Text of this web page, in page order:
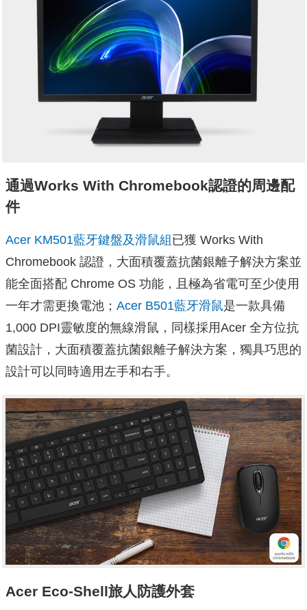
通過Works With Chromebook認證的周邊配
件
Acer KM501藍牙鍵盤及滑鼠組 已獲 Works With
Chromebook 認證，大面積覆蓋抗菌銀離子解決方案並
能全面搭配 Chrome OS 功能，且極為省電可至少使用
一年才需更換電池； Acer B501藍牙滑鼠是一款具備
1,000 DPI靈敏度的無線滑鼠，同樣採用Acer 全方位抗
菌設計，大面積覆蓋抗菌銀離子解決方案，獨具巧思的
設計可以同時適用左手和右手。
Acer Eco-Shell旅人防護外套